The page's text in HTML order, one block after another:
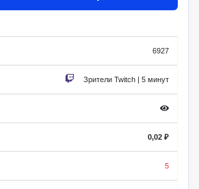
6927
Зрители Twitch | 5 минут
0,02 ₽
5